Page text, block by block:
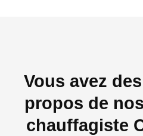
Vous avez
propos de
chauffagiste